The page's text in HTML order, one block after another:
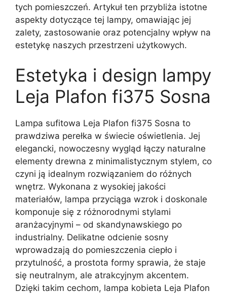
tych pomieszczeń. Artykuł ten przybliża istotne
aspekty dotyczące tej lampy, omawiając jej
zalety, zastosowanie oraz potencjalny wpływ na
estetykę naszych przestrzeni użytkowych.
Estetyka i design lampy
Leja Plafon fi375 Sosna
Lampa sufitowa Leja Plafon fi375 Sosna to
prawdziwa perełka w świecie oświetlenia. Jej
elegancki, nowoczesny wygląd łączy naturalne
elementy drewna z minimalistycznym stylem, co
czyni ją idealnym rozwiązaniem do różnych
wnętrz. Wykonana z wysokiej jakości
materiałów, lampa przyciąga wzrok i doskonale
komponuje się z różnorodnymi stylami
aranżacyjnymi – od skandynawskiego po
industrialny. Delikatne odcienie sosny
wprowadzają do pomieszczenia ciepło i
przytulność, a prostota formy sprawia, że staje
się neutralnym, ale atrakcyjnym akcentem.
Dzięki takim cechom, lampa kobieta Leja Plafon